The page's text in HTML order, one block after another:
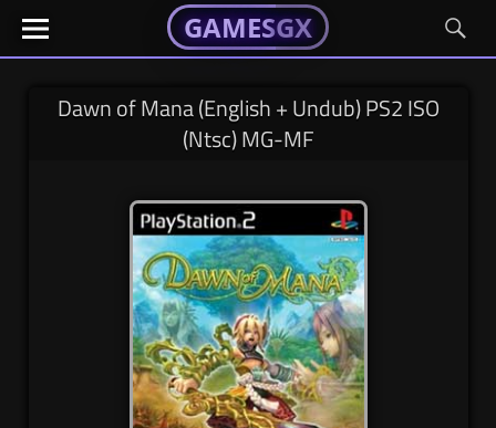
Skip
GAMESGX
El
portal
GAMESGX
GAMESGX
El
portal
Dawn of Mana (English + Undub) PS2 ISO
(Ntsc) MG-MF